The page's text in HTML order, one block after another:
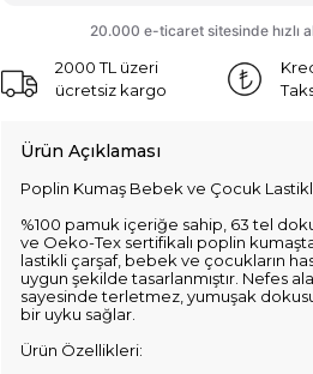
2000 TL üzeri
ücretsiz kargo
Ürün Açıklaması
Poplin Kumaş Bebek ve Çocuk
%100 pamuk içeriğe sahip, 63 tel
ve Oeko-Tex sertifikalı poplin
lastikli çarşaf, bebek ve çocukların
uygun şekilde tasarlanmıştır. Nefes
sayesinde terletmez, yumuşak
bir uyku sağlar.
Ürün Özellikleri: